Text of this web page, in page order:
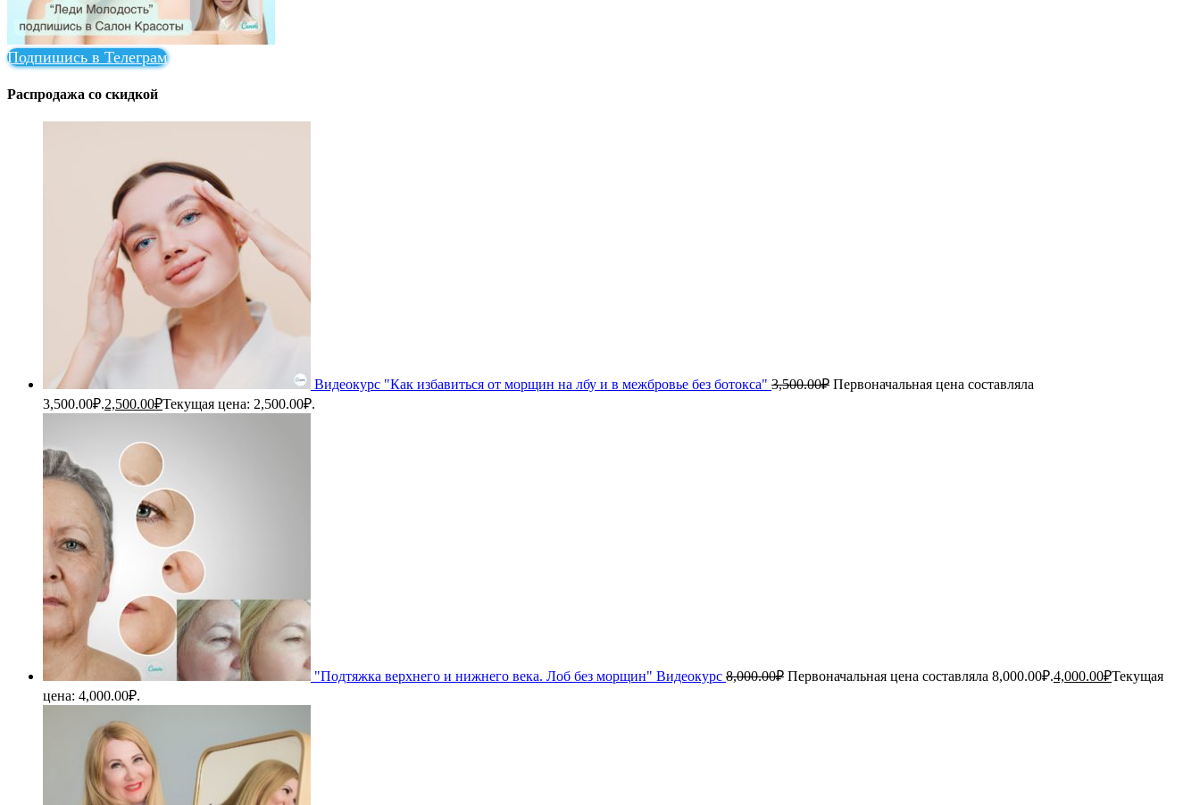
Подпишись в Телеграм
Распродажа со скидкой
Видеокурс "Как избавиться от морщин на лбу и в межбровье без ботокса" 3,500.00₽ Первоначальная цена составляла
3,500.00₽.2,500.00₽Текущая цена: 2,500.00₽.
"Подтяжка верхнего и нижнего века. Лоб без морщин" Видеокурс 8,000.00₽ Первоначальная цена составляла 8,000.00₽.4,000.00₽Текущая
цена: 4,000.00₽.